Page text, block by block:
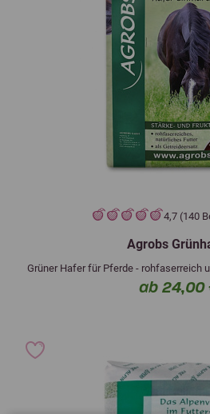
4,7 (140
Agrobs
Grüner Hafer für Pferde - rohfaserreich
ab 24,00